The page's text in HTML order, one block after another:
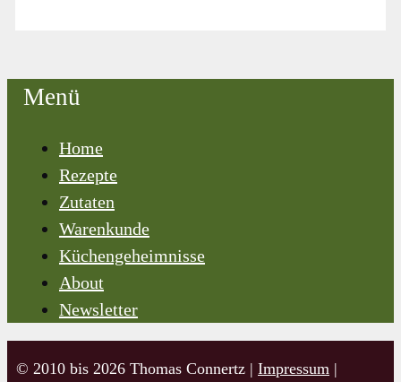
Menü
Home
Rezepte
Zutaten
Warenkunde
Küchengeheimnisse
About
Newsletter
© 2010 bis 2026 Thomas Connertz | Impressum |